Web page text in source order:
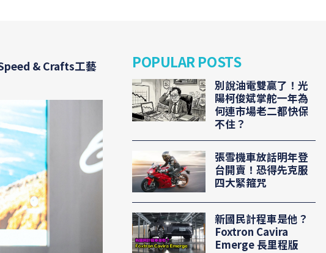
& Crafts工藝
POPULAR POSTS
別說油電雙贏了！光
陽柯俊斌掌舵一年為
何連市場老二都快保
不住？
張雪機車放話明年登
台開賣！恐得先克服
四大緊箍咒
新國民計程車是他？
Foxtron Cavira
Emerge 長里程版